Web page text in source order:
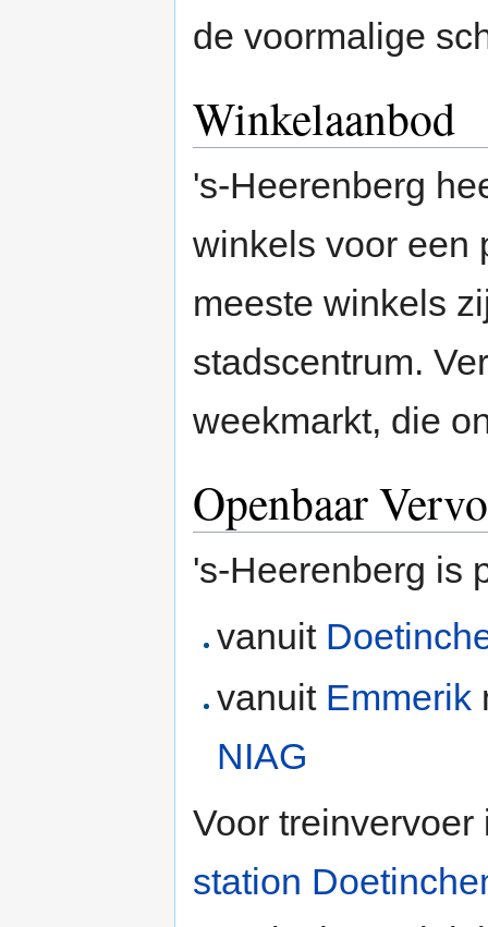
de voormalige
Winkelaanbod
's-Heerenberg
winkels voor een
meeste winkels
stadscentrum.
weekmarkt, die
Openbaar
's-Heerenberg is
vanuit
vanuit Emmerik
NIAG
Voor
station